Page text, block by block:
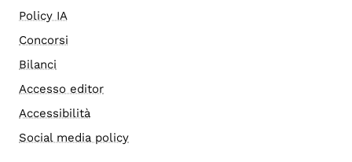
Policy IA
Concorsi
Bilanci
Accesso editor
Accessibilità
Social media policy